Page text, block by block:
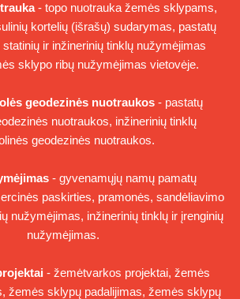
- topo nuotrauka žemės sklypams,
kortelių (išrašų) sudarymas, pastatų
ir inžinerinių tinklų nužymėjimas
sklypo ribų nužymėjimas vietovėje.
geodezinės nuotraukos- pastatų
nuotraukos, inžinerinių tinklų
geodezinės nuotraukos.
- gyvenamųjų namų pamatų
paskirties, pramonės, sandėliavimo
nužymėjimas, inžinerinių tinklų ir įrenginių
nužymėjimas.
- žemėtvarkos projektai, žemės
žemės sklypų padalijimas, žemės sklypų